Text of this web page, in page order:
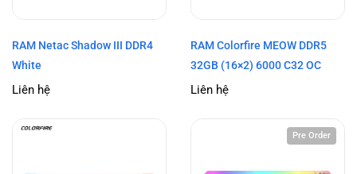
RAM Netac Shadow III DDR4
White
Liên hệ
RAM Colorfire MEOW DDR5
32GB (16×2) 6000 C32 OC
Liên hệ
Pre Order